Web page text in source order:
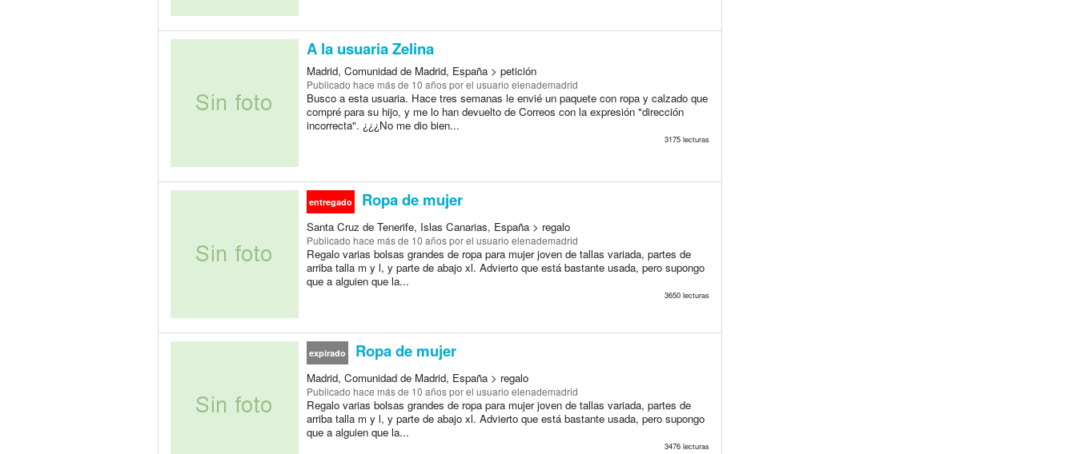
A la usuaria Zelina
Madrid, Comunidad de Madrid, España > petición
Publicado hace más de 10 añospor el usuario elenademadrid
Busco a esta usuaria. Hace tres semanas le envié un paquete con ropa y calzado que
compré para su hijo, y me lo han devuelto de Correos con la expresión "dirección
incorrecta". ¿¿¿No me dio bien...
3175 lecturas
entregado Ropa de mujer
Santa Cruz de Tenerife, Islas Canarias, España > regalo
Publicado hace más de 10 añospor el usuario elenademadrid
Regalo varias bolsas grandes de ropa para mujer joven de tallas variada, partes de
arriba talla m y l, y parte de abajo xl. Advierto que está bastante usada, pero supongo
que a alguien que la...
3650 lecturas
expirado Ropa de mujer
Madrid, Comunidad de Madrid, España > regalo
Publicado hace más de 10 añospor el usuario elenademadrid
Regalo varias bolsas grandes de ropa para mujer joven de tallas variada, partes de
arriba talla m y l, y parte de abajo xl. Advierto que está bastante usada, pero supongo
que a alguien que la...
3476 lecturas